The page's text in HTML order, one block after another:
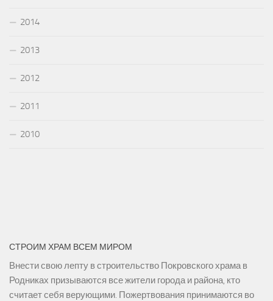
2014
2013
2012
2011
2010
СТРОИМ ХРАМ ВСЕМ МИРОМ
Внести свою лепту в строительство Покровского храма в
Родниках призываются все жители города и района, кто
считает себя верующими. Пожертвования принимаются во